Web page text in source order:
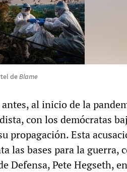
deBlame
al inicio de la
con los demócratas
propagación. Esta
las bases para la guerra,
Defensa, Pete Hegseth,